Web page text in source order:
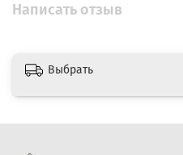
Написать отзыв
Выбрать